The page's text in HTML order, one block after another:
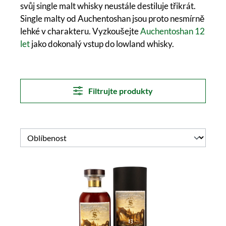
svůj single malt whisky neustále destiluje třikrát.
Single malty od Auchentoshan jsou proto nesmírně
lehké v charakteru. VyzkoušejteAuchentoshan 12
letjako dokonalý vstup do lowland whisky.
Filtrujte produkty